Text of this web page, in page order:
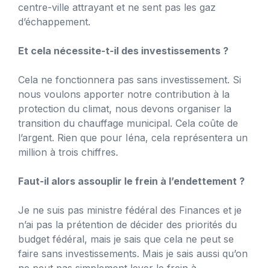
centre-ville attrayant et ne sent pas les gaz
d’échappement.
Et cela nécessite-t-il des investissements ?
Cela ne fonctionnera pas sans investissement. Si
nous voulons apporter notre contribution à la
protection du climat, nous devons organiser la
transition du chauffage municipal. Cela coûte de
l’argent. Rien que pour Iéna, cela représentera un
million à trois chiffres.
Faut-il alors assouplir le frein à l’endettement ?
Je ne suis pas ministre fédéral des Finances et je
n’ai pas la prétention de décider des priorités du
budget fédéral, mais je sais que cela ne peut se
faire sans investissements. Mais je sais aussi qu’on